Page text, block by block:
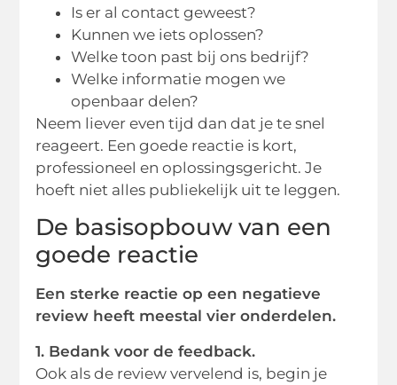
Is er al contact geweest?
Kunnen we iets oplossen?
Welke toon past bij ons bedrijf?
Welke informatie mogen we
openbaar delen?
Neem liever even tijd dan dat je te snel
reageert. Een goede reactie is kort,
professioneel en oplossingsgericht. Je
hoeft niet alles publiekelijk uit te leggen.
De basisopbouw van een
goede reactie
Een sterke reactie op een negatieve
review heeft meestal vier onderdelen.
1. Bedank voor de feedback.
Ook als de review vervelend is, begin je